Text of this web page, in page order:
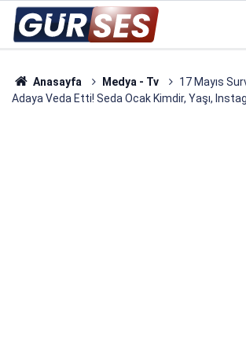
Anasayfa Medya - Tv
17 Mayıs
Adaya Veda Etti! Seda Ocak Kimdir, Yaşı,